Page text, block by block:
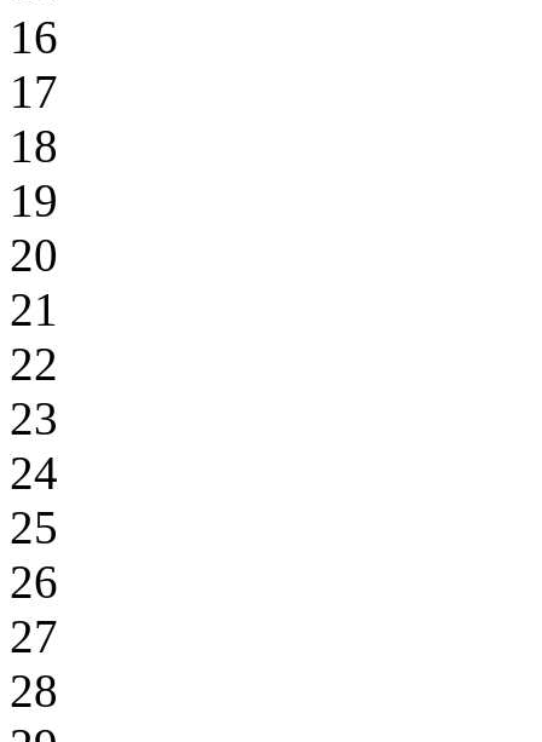
16
17
18
19
20
21
22
23
24
25
26
27
28